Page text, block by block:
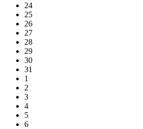
24
25
26
27
28
29
30
31
1
2
3
4
5
6